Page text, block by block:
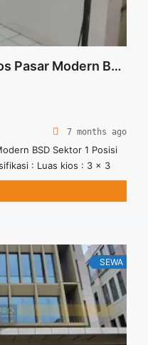
Disewakan Termurah Kios Pasar Modern BSD Sektor 1 Posisi Strategis Hadap Pintu Utama
7 months ago
BSD Sektor 1 Posisi
: Luas kios : 3 x 3
dan Tembok Di Cat
sewa belum
SEWA